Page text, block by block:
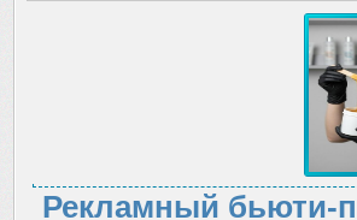
Рекламный бьюти-